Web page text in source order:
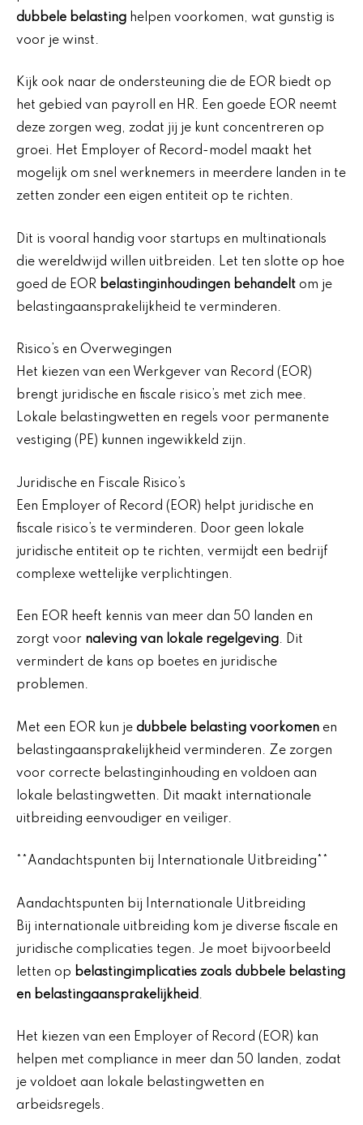
dubbele belasting helpen voorkomen, wat gunstig is
voor je winst.
Kijk ook naar de ondersteuning die de EOR biedt op
het gebied van payroll en HR. Een goede EOR neemt
deze zorgen weg, zodat jij je kunt concentreren op
groei. Het Employer of Record-model maakt het
mogelijk om snel werknemers in meerdere landen in te
zetten zonder een eigen entiteit op te richten.
Dit is vooral handig voor startups en multinationals
die wereldwijd willen uitbreiden. Let ten slotte op hoe
goed de EOR belastinginhoudingen behandelt om je
belastingaansprakelijkheid te verminderen.
Risico’s en Overwegingen
Het kiezen van een Werkgever van Record (EOR)
brengt juridische en fiscale risico’s met zich mee.
Lokale belastingwetten en regels voor permanente
vestiging (PE) kunnen ingewikkeld zijn.
Juridische en Fiscale Risico’s
Een Employer of Record (EOR) helpt juridische en
fiscale risico’s te verminderen. Door geen lokale
juridische entiteit op te richten, vermijdt een bedrijf
complexe wettelijke verplichtingen.
Een EOR heeft kennis van meer dan 50 landen en
zorgt voor naleving van lokale regelgeving. Dit
vermindert de kans op boetes en juridische
problemen.
Met een EOR kun je dubbele belasting voorkomen en
belastingaansprakelijkheid verminderen. Ze zorgen
voor correcte belastinginhouding en voldoen aan
lokale belastingwetten. Dit maakt internationale
uitbreiding eenvoudiger en veiliger.
**Aandachtspunten bij Internationale Uitbreiding**
Aandachtspunten bij Internationale Uitbreiding
Bij internationale uitbreiding kom je diverse fiscale en
juridische complicaties tegen. Je moet bijvoorbeeld
letten op belastingimplicaties zoals dubbele belasting
en belastingaansprakelijkheid .
Het kiezen van een Employer of Record (EOR) kan
helpen met compliance in meer dan 50 landen, zodat
je voldoet aan lokale belastingwetten en
arbeidsregels.